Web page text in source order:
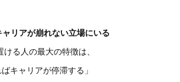
リアが崩れない立場にいる
る人の最大の特徴は、
キャリアが停滞する」